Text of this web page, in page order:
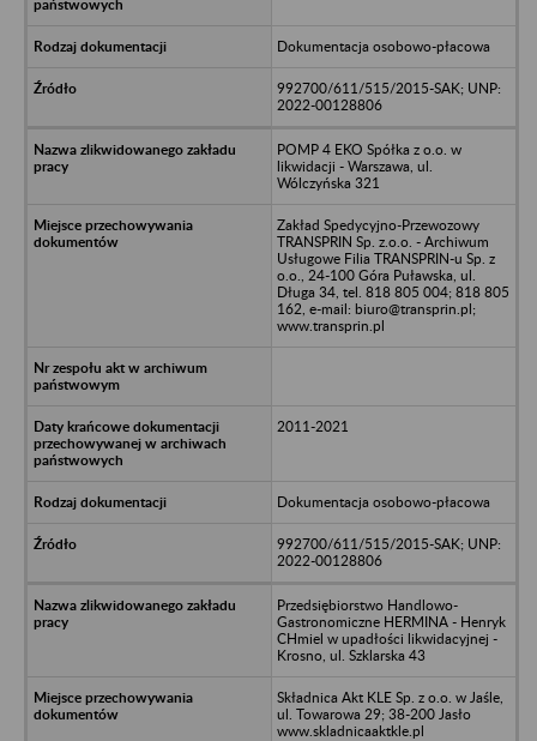
Dokumentacja osobowo-płacowa
992700/611/515/2015-SAK; UNP:
2022-00128806
POMP 4 EKO Spółka z o.o. w
likwidacji - Warszawa, ul.
Wólczyńska 321
Zakład Spedycyjno-Przewozowy
TRANSPRIN Sp. z.o.o. - Archiwum
Usługowe Filia TRANSPRIN-u Sp. z
o.o., 24-100 Góra Puławska, ul.
Długa 34, tel. 818 805 004; 818 805
162, e-mail: biuro@transprin.pl;
www.transprin.pl
2011-2021
Dokumentacja osobowo-płacowa
992700/611/515/2015-SAK; UNP:
2022-00128806
Przedsiębiorstwo Handlowo-
Gastronomiczne HERMINA - Henryk
CHmiel w upadłości likwidacyjnej -
Krosno, ul. Szklarska 43
Składnica Akt KLE Sp. z o.o. w Jaśle,
ul. Towarowa 29; 38-200 Jasło
www.skladnicaaktkle.pl